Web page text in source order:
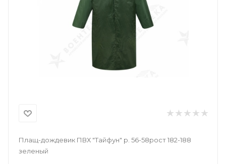
Плащ-дождевик ПВХ "Тайфун" р. 56-58рост 182-188
зеленый